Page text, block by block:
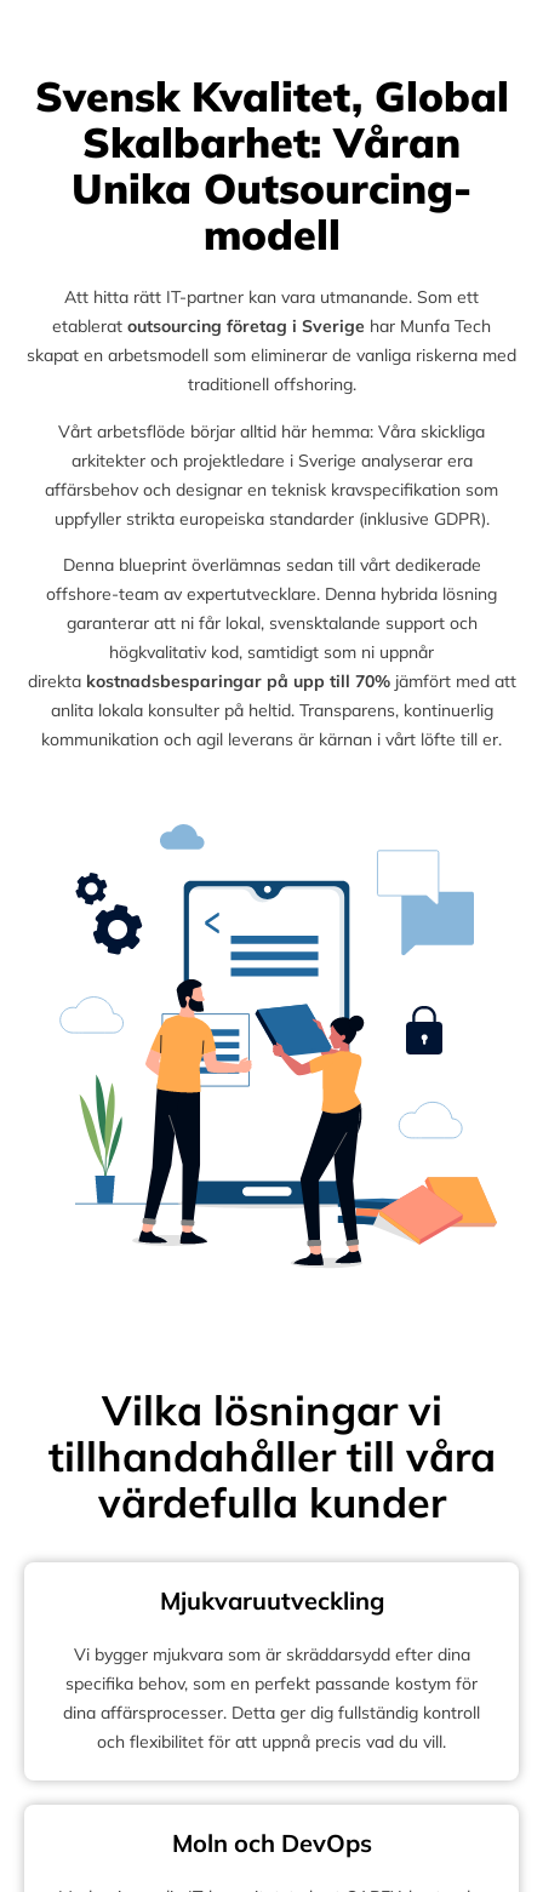
Svensk Kvalitet, Global
Skalbarhet: Våran
Unika Outsourcing-
modell
Att hitta rätt IT-partner kan vara utmanande. Som ett
etablerat outsourcing företag i Sverige har Munfa Tech
skapat en arbetsmodell som eliminerar de vanliga riskerna med
traditionell offshoring.
Vårt arbetsflöde börjar alltid här hemma: Våra skickliga
arkitekter och projektledare i Sverige analyserar era
affärsbehov och designar en teknisk kravspecifikation som
uppfyller strikta europeiska standarder (inklusive GDPR).
Denna blueprint överlämnas sedan till vårt dedikerade
offshore-team av expertutvecklare. Denna hybrida lösning
garanterar att ni får lokal, svensktalande support och
högkvalitativ kod, samtidigt som ni uppnår
direkta kostnadsbesparingar på upp till 70%jämfört med att
anlita lokala konsulter på heltid. Transparens, kontinuerlig
kommunikation och agil leverans är kärnan i vårt löfte till er.
Vilka lösningar vi
tillhandahåller till våra
värdefulla kunder
Mjukvaruutveckling
Vi bygger mjukvara som är skräddarsydd efter dina
specifika behov, som en perfekt passande kostym för
dina affärsprocesser. Detta ger dig fullständig kontroll
och flexibilitet för att uppnå precis vad du vill.
Moln och DevOps